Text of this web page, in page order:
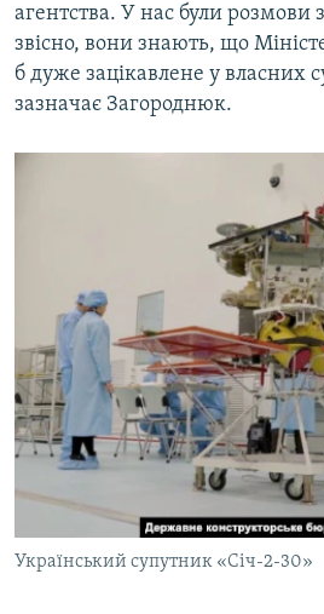
агентства. У нас були розмови
звісно, вони знають, що
б дуже зацікавлене у власних
зазначає Загороднюк.
Український супутник «Січ-2-30»